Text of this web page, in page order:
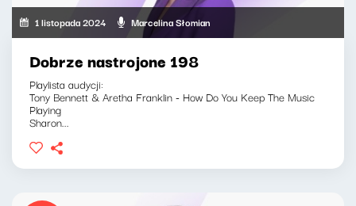
1 listopada 2024 Marcelina Słomian
Dobrze nastrojone 198
Playlista audycji:
Tony Bennett & Aretha Franklin - How Do You Keep The Music
Playing
Sharon...